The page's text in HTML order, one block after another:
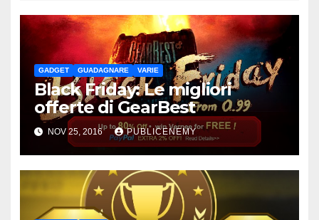
GADGET GUADAGNARE VARIE
Black Friday: Le migliori
offerte di GearBest
NOV 25, 2016 PUBLICENEMY